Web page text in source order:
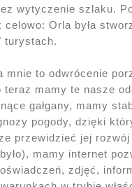
wytyczenie szlaku.
celowo: Orla była
turystach.
mnie to odwrócenie
teraz mamy te nasze
gałgany, mamy
pogody, dzięki
przewidzieć jej
mamy internet
zdjęć,